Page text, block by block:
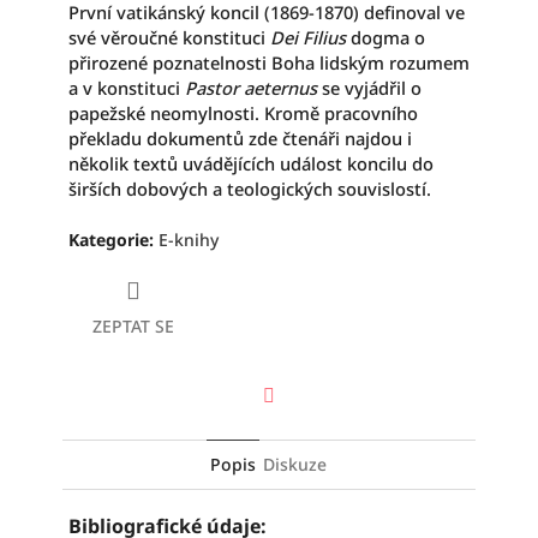
První vatikánský koncil (1869-1870) definoval ve
své věroučné konstituci Dei Filiusdogma o
přirozené poznatelnosti Boha lidským rozumem
a v konstituci Pastor aeternusse vyjádřil o
papežské neomylnosti. Kromě pracovního
překladu dokumentů zde čtenáři najdou i
několik textů uvádějících událost koncilu do
širších dobových a teologických souvislostí.
Kategorie: E-knihy
ZEPTAT SE
Popis Diskuze
Bibliografické údaje: